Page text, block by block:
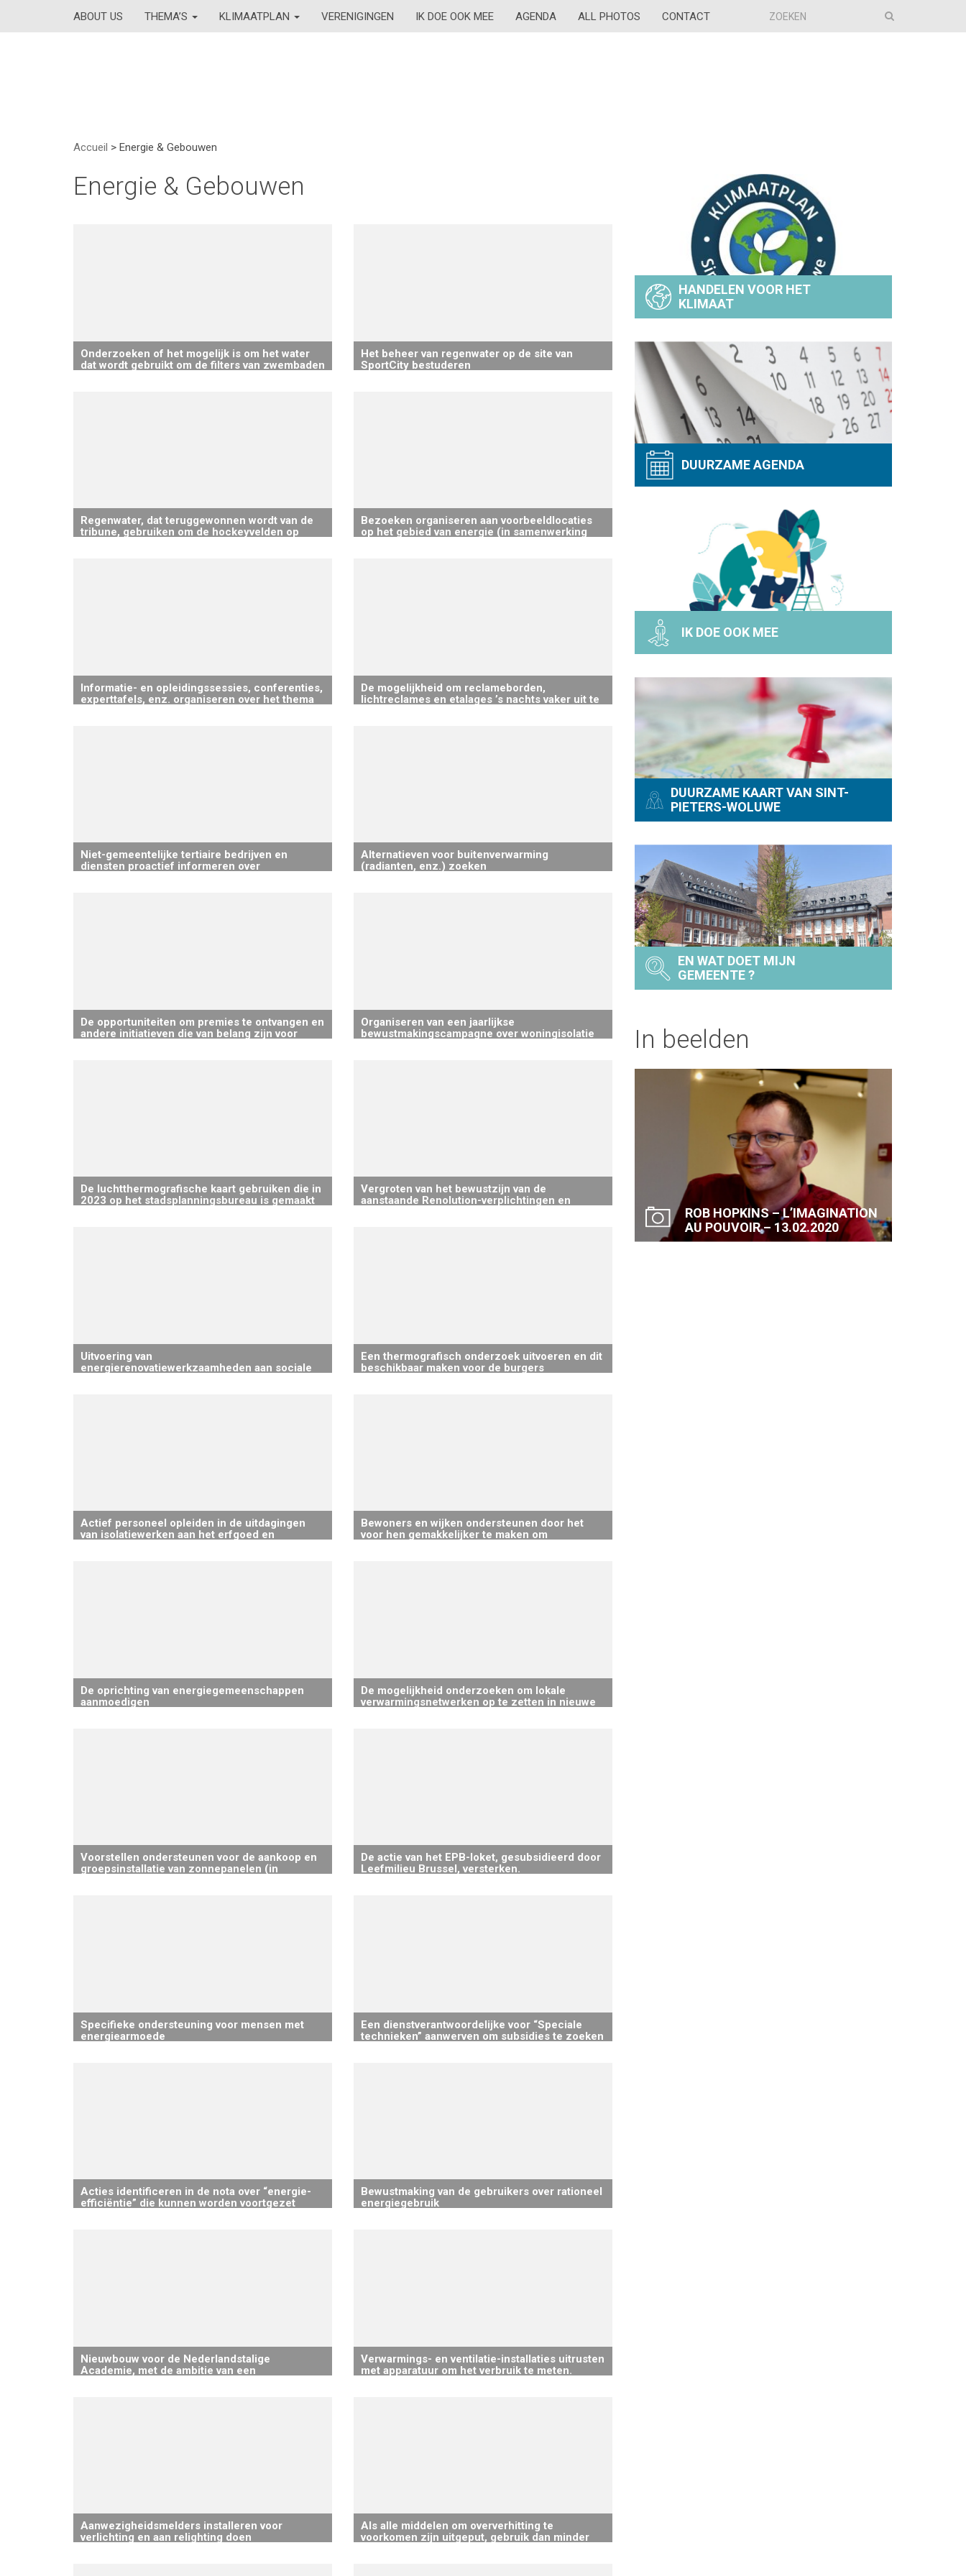
ABOUT US THEMA’S KLIMAATPLAN VERENIGINGEN IK DOE OOK MEE AGENDA ALL PHOTOS CONTACT
Accueil > Energie & Gebouwen
Energie & Gebouwen
Onderzoeken of het mogelijk is om het water
dat wordt gebruikt om de filters van zwembaden
Het beheer van regenwater op de site van
SportCity bestuderen
Regenwater, dat teruggewonnen wordt van de
tribune, gebruiken om de hockeyvelden op
Bezoeken organiseren aan voorbeeldlocaties
op het gebied van energie (in samenwerking
Informatie- en opleidingssessies, conferenties,
experttafels, enz. organiseren over het thema
De mogelijkheid om reclameborden,
lichtreclames en etalages ’s nachts vaker uit te
Niet-gemeentelijke tertiaire bedrijven en
diensten proactief informeren over
Alternatieven voor buitenverwarming
(radianten, enz.) zoeken
De opportuniteiten om premies te ontvangen en
andere initiatieven die van belang zijn voor
Organiseren van een jaarlijkse
bewustmakingscampagne over woningisolatie
De luchtthermografische kaart gebruiken die in
2023 op het stadsplanningsbureau is gemaakt
Vergroten van het bewustzijn van de
aanstaande Renolution-verplichtingen en
Uitvoering van
energierenovatiewerkzaamheden aan sociale
Een thermografisch onderzoek uitvoeren en dit
beschikbaar maken voor de burgers
Actief personeel opleiden in de uitdagingen
van isolatiewerken aan het erfgoed en
Bewoners en wijken ondersteunen door het
voor hen gemakkelijker te maken om
De oprichting van energiegemeenschappen
aanmoedigen
De mogelijkheid onderzoeken om lokale
verwarmingsnetwerken op te zetten in nieuwe
Voorstellen ondersteunen voor de aankoop en
groepsinstallatie van zonnepanelen (in
De actie van het EPB-loket, gesubsidieerd door
Leefmilieu Brussel, versterken.
Specifieke ondersteuning voor mensen met
energiearmoede
Een dienstverantwoordelijke voor “Speciale
technieken” aanwerven om subsidies te zoeken
Acties identificeren in de nota over “energie-
efficiëntie” die kunnen worden voortgezet
Bewustmaking van de gebruikers over rationeel
energiegebruik
Nieuwbouw voor de Nederlandstalige
Academie, met de ambitie van een
Verwarmings- en ventilatie-installaties uitrusten
met apparatuur om het verbruik te meten.
Aanwezigheidsmelders installeren voor
verlichting en aan relighting doen
Als alle middelen om oververhitting te
voorkomen zijn uitgeput, gebruik dan minder
HANDELEN VOOR HET
KLIMAAT
DUURZAME AGENDA
IK DOE OOK MEE
DUURZAME KAART VAN SINT-
PIETERS-WOLUWE
EN WAT DOET MIJN
GEMEENTE ?
In beelden
ROB HOPKINS – L’IMAGINATION
AU POUVOIR – 13.02.2020